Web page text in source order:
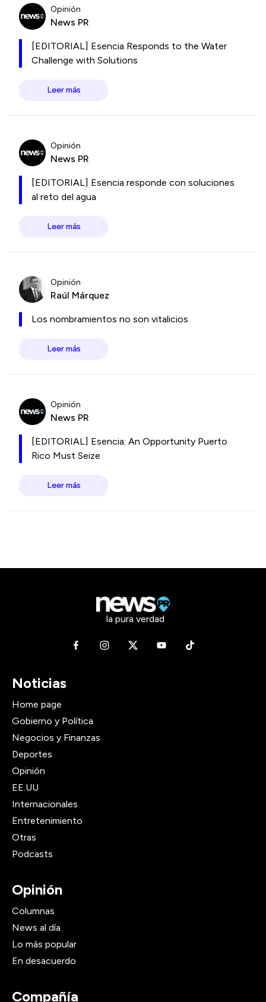
Opinión
News PR
[EDITORIAL] Esencia Responds to the Water
Challenge with Solutions
Leer más
Opinión
News PR
[EDITORIAL] Esencia responde con soluciones
al reto del agua
Leer más
Opinión
Raúl Márquez
Los nombramientos no son vitalicios
Leer más
Opinión
News PR
[EDITORIAL] Esencia: An Opportunity Puerto
Rico Must Seize
Leer más
la pura verdad
Noticias
Home page
Gobierno y Política
Negocios y Finanzas
Deportes
Opinión
EE.UU
Internacionales
Entretenimiento
Otras
Podcasts
Opinión
Columnas
News al día
Lo más popular
En desacuerdo
Compañía